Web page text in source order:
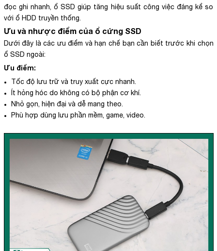
đọc ghi nhanh, ổ SSD giúp tăng hiệu suất công việc đáng kể so
với ổ HDD truyền thống.
Ưu và nhược điểm của ổ cứng SSD
Dưới đây là các ưu điểm và hạn chế bạn cần biết trước khi chọn
ổ SSD ngoài:
Ưu điểm:
Tốc độ lưu trữ và truy xuất cực nhanh.
Ít hỏng hóc do không có bộ phận cơ khí.
Nhỏ gọn, hiện đại và dễ mang theo.
Phù hợp dùng lưu phần mềm, game, video.